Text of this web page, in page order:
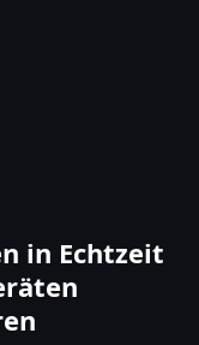
in Echtzeit